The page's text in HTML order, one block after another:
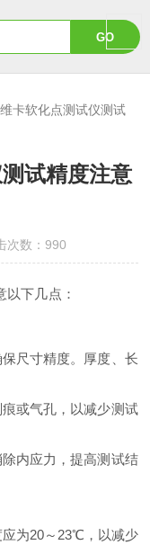
卡软化点测试仪测试
试精度注意
数：990
以下几点 ：
尺寸精度。厚度、长
或气孔，以减少测试
内应力，提高测试结
应为20～23℃，以减少